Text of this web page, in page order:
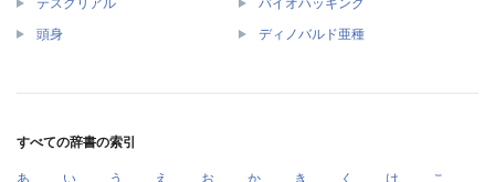
頭身 ディノバルド亜種
すべての辞書の索引